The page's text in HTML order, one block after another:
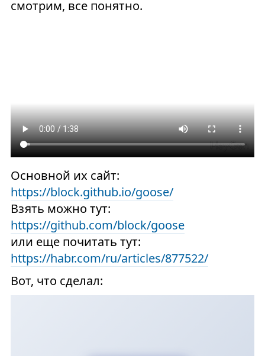
смотрим, все понятно.
Основной их сайт:
https://block.github.io/goose/
Взять можно тут:
https://github.com/block/goose
или еще почитать тут:
https://habr.com/ru/articles/877522/
Вот, что сделал: